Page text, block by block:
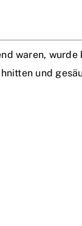
waren, wurde
und